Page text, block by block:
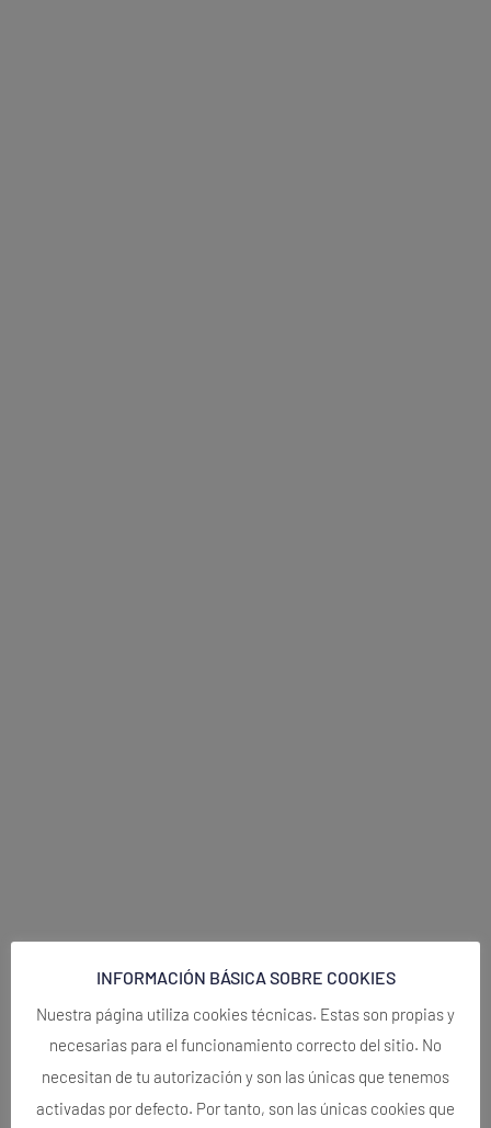
INFORMACIÓN BÁSICA SOBRE COOKIES
Nuestra página utiliza cookies técnicas. Estas son propias y
necesarias para el funcionamiento correcto del sitio. No
necesitan de tu autorización y son las únicas que tenemos
activadas por defecto. Por tanto, son las únicas cookies que